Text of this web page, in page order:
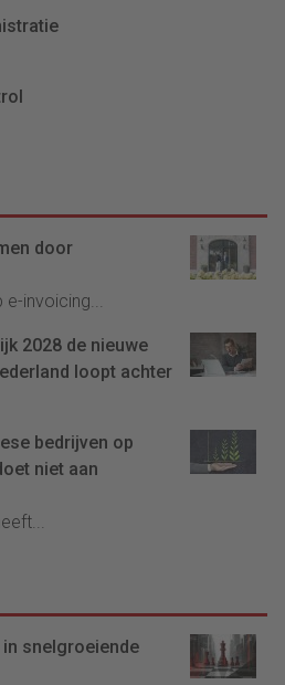
door
e-invoicing...
2028 de nieuwe
loopt achter
bedrijven op
niet aan
in snelgroeiende